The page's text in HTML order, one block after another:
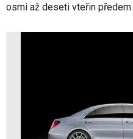
osmi až deseti vteřin předem.